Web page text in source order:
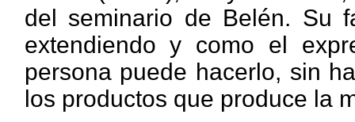
del seminario de Belén. Su
extendiendo y como el
persona puede hacerlo, sin
los productos que produce la